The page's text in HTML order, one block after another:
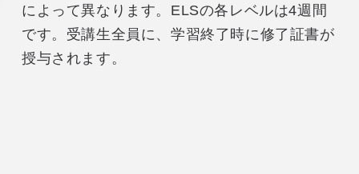
によって異なります。ELSの各レベルは4週間
です。受講生全員に、学習終了時に修了証書が
授与されます。